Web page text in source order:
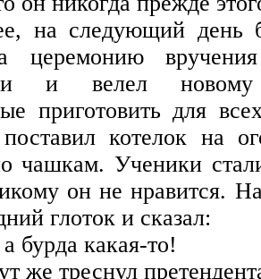
на следующий день
церемонию
и велел
приготовить для
котелок на
чашкам. Ученики
он не нравится.
глоток и сказал:
бурда какая-то!
же треснул